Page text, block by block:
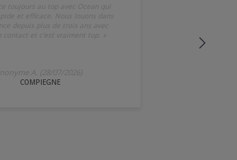
toujours au top avec Ocean qui
et efficace. Nous louons dans
depuis plus de trois ans avec
contact et c'est vraiment top.
Anonyme A. (28/07/2026)
COMPIEGNE